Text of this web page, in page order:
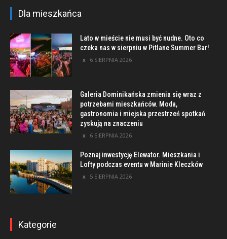
Dla mieszkańca
Lato w mieście nie musi być nudne. Oto co
czeka nas w sierpniu w Pitlane Summer Bar!
6 SIERPNIA 2026
Galeria Dominikańska zmienia się wraz z
potrzebami mieszkańców. Moda,
gastronomia i miejska przestrzeń spotkań
zyskują na znaczeniu
6 SIERPNIA 2026
Poznaj inwestycję Elewator. Mieszkania i
Lofty podczas eventu w Marinie Kleczków
5 SIERPNIA 2026
Kategorie